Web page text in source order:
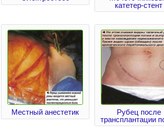
катетер-стент
Местный анестетик
Рубец после
трансплантации